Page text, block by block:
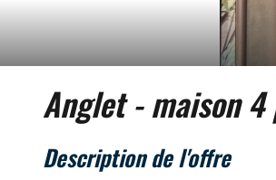
anglet - maison
description de l'offre